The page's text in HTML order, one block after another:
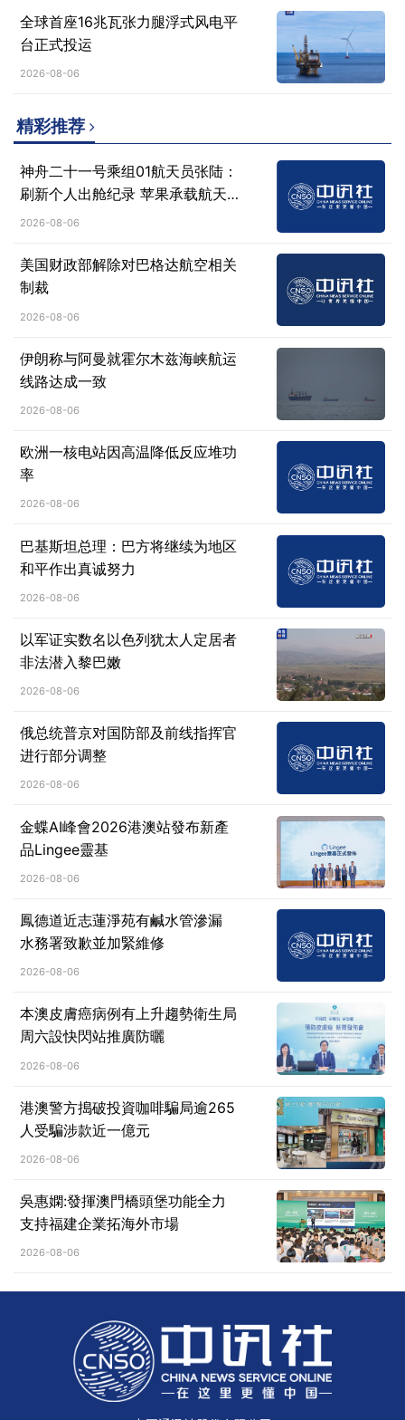
全球首座16兆瓦张力腿浮式风电平
台正式投运
2026-08-06
精彩推荐
神舟二十一号乘组01航天员张陆：
刷新个人出舱纪录 苹果承载航天
人心愿
2026-08-06
美国财政部解除对巴格达航空相关
制裁
2026-08-06
伊朗称与阿曼就霍尔木兹海峡航运
线路达成一致
2026-08-06
欧洲一核电站因高温降低反应堆功
率
2026-08-06
巴基斯坦总理：巴方将继续为地区
和平作出真诚努力
2026-08-06
以军证实数名以色列犹太人定居者
非法潜入黎巴嫩
2026-08-06
俄总统普京对国防部及前线指挥官
进行部分调整
2026-08-06
金蝶AI峰會2026港澳站發布新產
品Lingee靈基
2026-08-06
鳳德道近志蓮淨苑有鹹水管滲漏
水務署致歉並加緊維修
2026-08-06
本澳皮膚癌病例有上升趨勢衛生局
周六設快閃站推廣防曬
2026-08-06
港澳警方搗破投資咖啡騙局逾265
人受騙涉款近一億元
2026-08-06
吳惠嫻:發揮澳門橋頭堡功能全力
支持福建企業拓海外市場
2026-08-06